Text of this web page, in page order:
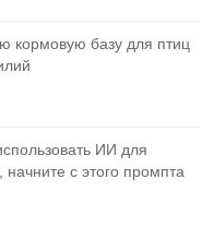
кормовую базу для птиц
ИИ для
с этого промпта